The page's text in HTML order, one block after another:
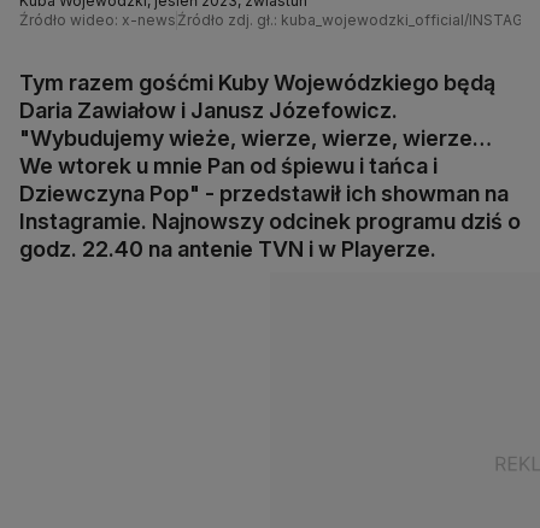
Źródło wideo: x-news Źródło zdj. gł.: kuba_wojewodzki_official/
Tym razem gośćmi Kuby Wojewódzkiego będą
Daria Zawiałow i Janusz Józefowicz.
"Wybudujemy wieże, wierze, wierze, wierze…
We wtorek u mnie Pan od śpiewu i tańca i
Dziewczyna Pop" - przedstawił ich showman na
Instagramie. Najnowszy odcinek programu dziś o
godz. 22.40 na antenie TVN i w Playerze.